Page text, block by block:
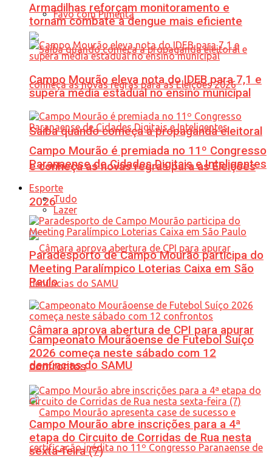
Favo com Pimenta
Saiba quando começa a propaganda eleitoral
e conheça as novas regras para as Eleições
2026
Câmara aprova abertura de CPI para apurar
denúncias do SAMU
Armadilhas reforçam monitoramento e
tornam combate à dengue mais eficiente
Campo Mourão eleva nota do IDEB para 7,1 e
supera média estadual no ensino municipal
Campo Mourão é premiada no 11º Congresso
Paranaense de Cidades Digitais e Inteligentes
Esporte
Tudo
Lazer
Paradesporto de Campo Mourão participa do
Meeting Paralímpico Loterias Caixa em São
Paulo
Campeonato Mourãoense de Futebol Suíço
2026 começa neste sábado com 12
confrontos
Campo Mourão abre inscrições para a 4ª
etapa do Circuito de Corridas de Rua nesta
sexta-feira (7)